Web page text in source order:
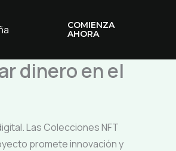
COMIENZA
AHORA
dinero en el
Las Colecciones NFT
promete innovación y